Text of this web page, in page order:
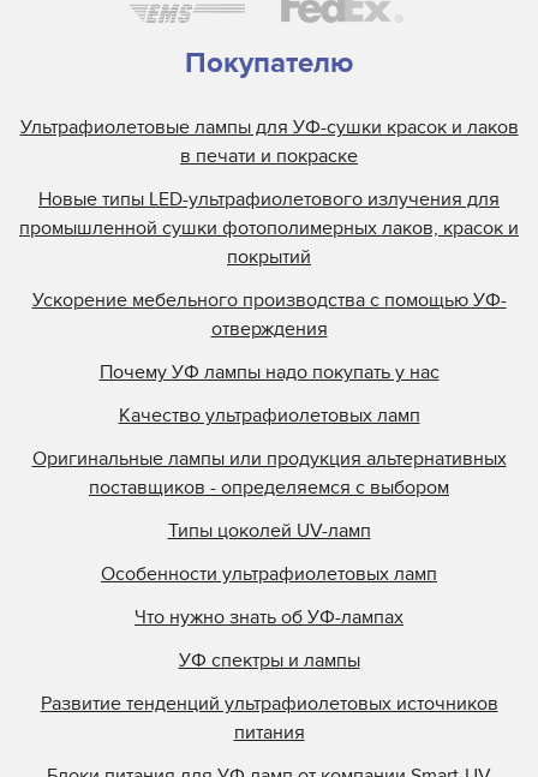
Покупателю
Ультрафиолетовые лампы для УФ-сушки красок и лаков
в печати и покраске
Новые типы LED-ультрафиолетового излучения для
промышленной сушки фотополимерных лаков, красок и
покрытий
Ускорение мебельного производства с помощью УФ-
отверждения
Почему УФ лампы надо покупать у нас
Качество ультрафиолетовых ламп
Оригинальные лампы или продукция альтернативных
поставщиков - определяемся с выбором
Типы цоколей UV-ламп
Особенности ультрафиолетовых ламп
Что нужно знать об УФ-лампах
УФ спектры и лампы
Развитие тенденций ультрафиолетовых источников
питания